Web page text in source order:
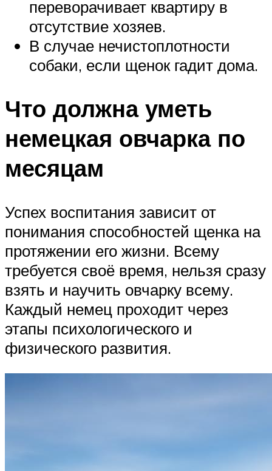
переворачивает квартиру в
отсутствие хозяев.
В случае нечистоплотности
собаки, если щенок гадит дома.
Что должна уметь
немецкая овчарка по
месяцам
Успех воспитания зависит от
понимания способностей щенка на
протяжении его жизни. Всему
требуется своё время, нельзя сразу
взять и научить овчарку всему.
Каждый немец проходит через
этапы психологического и
физического развития.